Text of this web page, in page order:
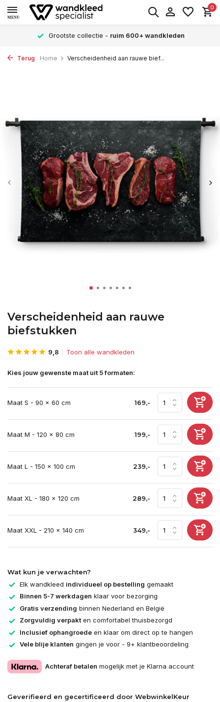
MENU
0
Grootste collectie - ruim 600+ wandkleden
Terug Home Verscheidenheid aan rauwe bief...
Verscheidenheid aan rauwe
biefstukken
9,8 Toon alle wandkleden
Kies jouw gewenste maat uit 5 formaten:
Maat S - 90 x 60 cm 169,-
Maat M - 120 x 80 cm 199,-
Maat L - 150 x 100 cm 239,-
Maat XL - 180 x 120 cm 289,-
Maat XXL - 210 x 140 cm 349,-
Wat kun je verwachten?
Elk wandkleed individueel op bestelling gemaakt
Binnen 5-7 werkdagen klaar voor bezorging
Gratis verzending binnen Nederland en België
Zorgvuldig verpakten comfortabel thuisbezorgd
Inclusief ophangroede en klaar om direct op te hangen
Vele blije klanten gingen je voor - 9+ klantbeoordeling
Achteraf betalen mogelijk met je Klarna account
Geverifieerd en gecertificeerd door WebwinkelKeur